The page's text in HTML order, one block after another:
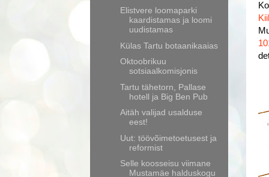
Elistvere loomaparki
kaardistamas ja loomi
uudistamas
Külas Tartu botaanikaaias
Oktoobrikuu
sotsiaalkomisjonis
Tartu tähetorn, Pallase
hotell ja Big Ben Pub
Aitäh valijad usalduse
eest!
Uut: töövõimetoetusest ja
reformist
Selle koosseisu viimane
Mustamäe halduskogu